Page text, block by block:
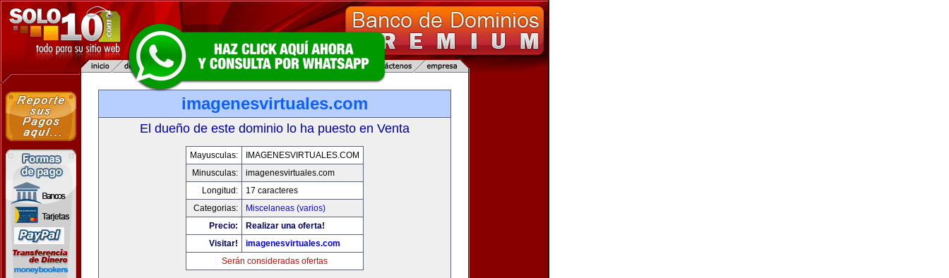
imagenesvirtuales.com
El dueño de este dominio lo ha puesto en Venta
Mayusculas:
IMAGENESVIRTUALES.COM
Minusculas:
imagenesvirtuales.com
Longitud:
17 caracteres
Categorias:
Miscelaneas (varios)
Precio:
Realizar una oferta!
Visitar!
imagenesvirtuales.com
Serán consideradas ofertas